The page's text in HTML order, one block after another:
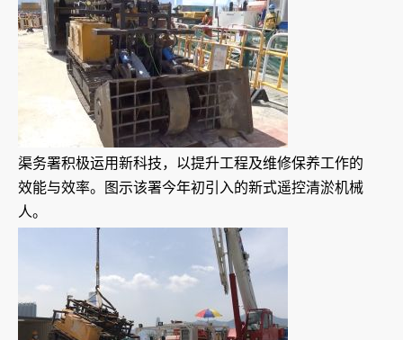
渠务署积极运用新科技，以提升工程及维修保养工作的
效能与效率。图示该署今年初引入的新式遥控清淤机械
人。